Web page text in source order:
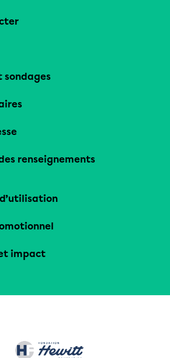
sondages
renseignements
impact